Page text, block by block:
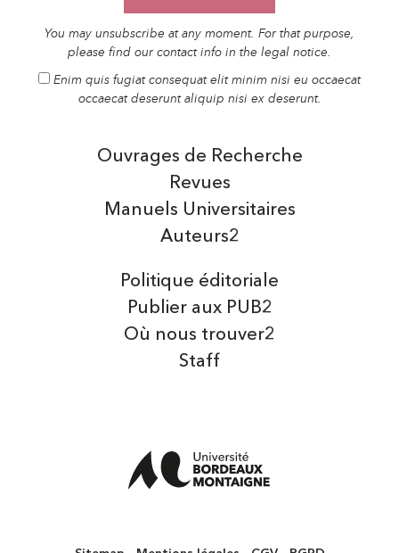
You may unsubscribe at any moment. For that purpose,
please find our contact info in the legal notice.
Enim quis fugiat consequat elit minim nisi eu occaecat
occaecat deserunt aliquip nisi ex deserunt.
Auteurs2
Manuels Universitaires
Ouvrages de Recherche
Revues
Politique éditoriale
Publier aux PUB2
Où nous trouver2
Staff